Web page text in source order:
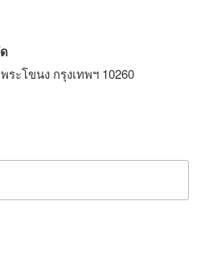
ระโขนง กรุงเทพฯ 10260